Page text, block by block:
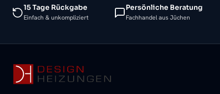
15 Tage Rückgabe
Einfach & unkompliziert
Persönliche Beratung
Fachhandel aus Jüchen